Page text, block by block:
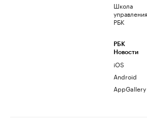
Школа
управления
РБК
РБК
Новости
iOS
Android
AppGallery